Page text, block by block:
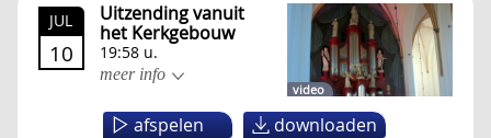
video
JUL
10
Uitzending vanuit
het Kerkgebouw
19:58 u.
meer info
afspelen downloaden